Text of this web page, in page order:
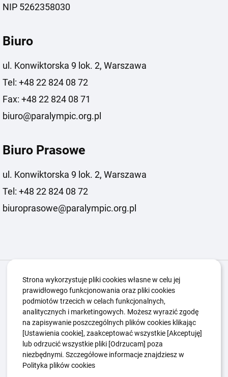
NIP 5262358030
Biuro
ul. Konwiktorska 9 lok. 2, Warszawa
Tel: +48 22 824 08 72
Fax: +48 22 824 08 71
biuro@paralympic.org.pl
Biuro Prasowe
ul. Konwiktorska 9 lok. 2, Warszawa
Tel: +48 22 824 08 72
biuroprasowe@paralympic.org.pl
Igrzyska Paralimpijskie O nas
Kwalifikacje ZSK
Kluby Aktualności
Edukacja
Guttmanny Kontakt
Polityka Ochrony Dzieci
Sygnaliści
Polityka plików cookie
Strona wykorzystuje pliki cookies własne w celu jej
prawidłowego funkcjonowania oraz pliki cookies
podmiotów trzecich w celach funkcjonalnych,
analitycznych i marketingowych. Możesz wyrazić zgodę
na zapisywanie poszczególnych plików cookies klikając
[Ustawienia cookie], zaakceptować wszystkie [Akceptuję]
lub odrzucić wszystkie pliki [Odrzucam] poza
niezbędnymi. Szczegółowe informacje znajdziesz w
Polityka plików cookies